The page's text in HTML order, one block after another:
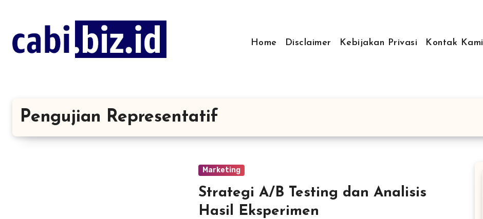
konten
Home
Disclaimer Kebijakan Privasi Kontak Kami
Pengujian Representatif
Marketing
Strategi A/B Testing dan Analisis
Hasil Eksperimen